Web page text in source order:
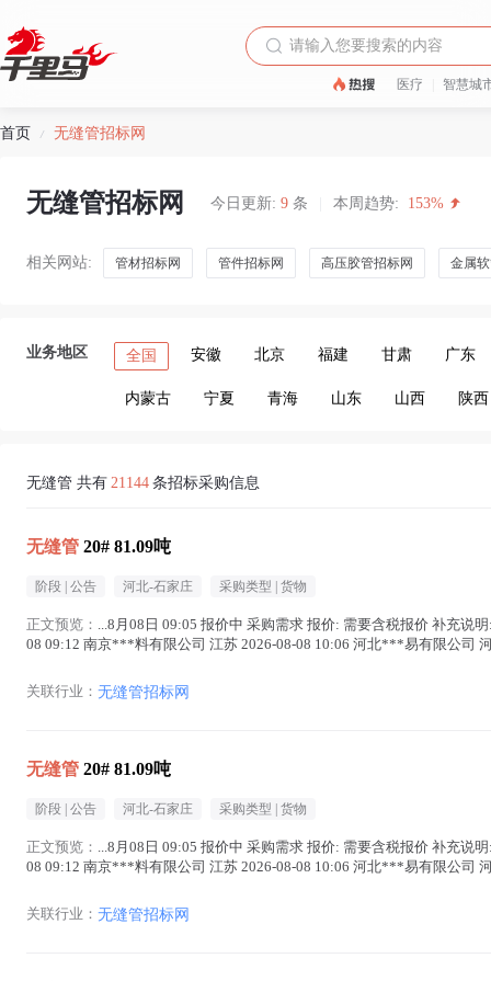
医疗 智慧城
首页 / 无缝管招标网
无缝管招标网 今日更新: 9 条 本周趋势: 153%
相关网站: 管材招标网 管件招标网 高压胶管招标网 金属
业务地区 全国 安徽 北京 福建 甘肃 广东
内蒙古 宁夏 青海 山东 山西 陕西
无缝管 共有 21144 条招标采购信息
无缝管 20# 81.09吨
阶段 | 公告 河北-石家庄 采购类型 | 货物
正文预览： ...8月08日 09:05 报价中 采购需求 报价: 需要含税报价 补充说
08 09:12 南京***料有限公司 江苏 2026-08-08 10:06 河北***易有限公司
关联行业： 无缝管招标网
无缝管 20# 81.09吨
阶段 | 公告 河北-石家庄 采购类型 | 货物
正文预览： ...8月08日 09:05 报价中 采购需求 报价: 需要含税报价 补充说
08 09:12 南京***料有限公司 江苏 2026-08-08 10:06 河北***易有限公司
关联行业： 无缝管招标网